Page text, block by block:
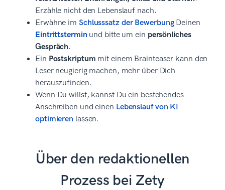
Erzähle nicht den Lebenslauf nach.
Erwähne im Schlusssatz der BewerbungDeinen
Eintrittsterminund bitte um ein persönliches
Gespräch.
Ein Postskriptum mit einem Brainteaser kann den
Leser neugierig machen, mehr über Dich
herauszufinden.
Wenn Du willst, kannst Du ein bestehendes
Anschreiben und einen Lebenslauf von KI
optimieren lassen.
Über den redaktionellen
Prozess bei Zety